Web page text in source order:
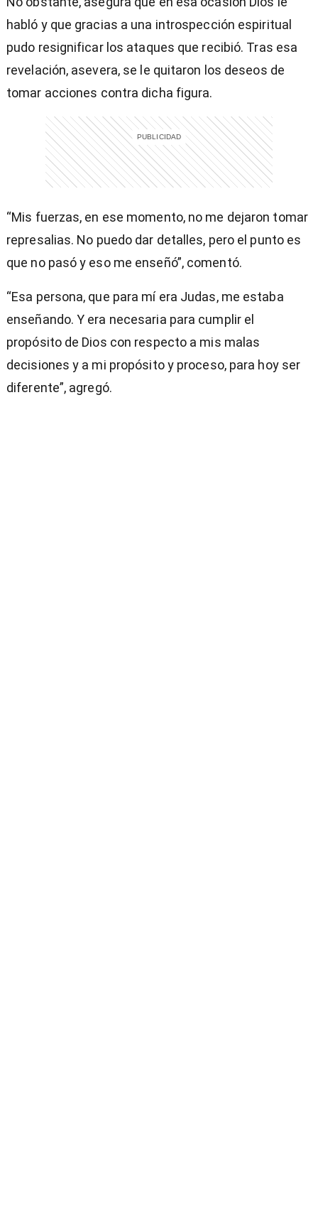
habló y que gracias a una introspección espiritual
pudo resignificar los ataques que recibió. Tras esa
revelación, asevera, se le quitaron los deseos de
tomar acciones contra dicha figura.
“Mis fuerzas, en ese momento, no me dejaron tomar
represalias. No puedo dar detalles, pero el punto es
que no pasó y eso me enseñó”, comentó.
“Esa persona, que para mí era Judas, me estaba
enseñando. Y era necesaria para cumplir el
propósito de Dios con respecto a mis malas
decisiones y a mi propósito y proceso, para hoy ser
diferente”, agregó.